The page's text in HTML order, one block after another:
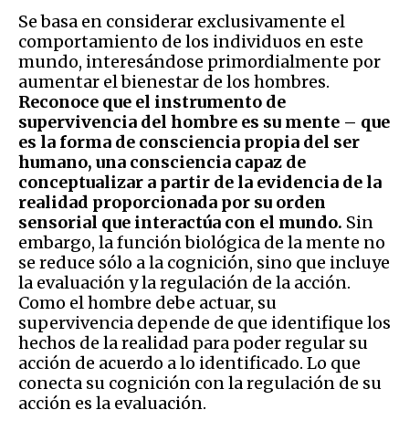
Se basa en considerar exclusivamente el
comportamiento de los individuos en este
mundo, interesándose primordialmente por
aumentar el bienestar de los hombres.
Reconoce que el instrumento de
supervivencia del hombre es su mente – que
es la forma de consciencia propia del ser
humano, una consciencia capaz de
conceptualizar a partir de la evidencia de la
realidad proporcionada por su orden
sensorial que interactúa con el mundo. Sin
embargo, la función biológica de la mente no
se reduce sólo a la cognición, sino que incluye
la evaluación y la regulación de la acción.
Como el hombre debe actuar, su
supervivencia depende de que identifique los
hechos de la realidad para poder regular su
acción de acuerdo a lo identificado. Lo que
conecta su cognición con la regulación de su
acción es la evaluación.